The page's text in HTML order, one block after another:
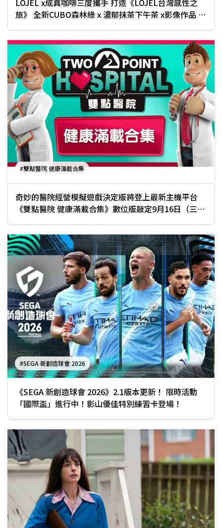
旅》 全新CUBO森林綠 x 濃郁抹茶下午茶 x影像作品 ⾛
#雙點醫院 健康滿載合集
奇妙的醫院經營模擬遊戲決定版將登上最新主機平台
《雙點醫院 健康滿載合集》數位版敲定9月16日（三）
#SEGA 新創造球會 2026
《SEGA 新創造球會 2026》2.1版本更新！ 限時活動
「國際盃」進行中！影山優佳特別練習卡登場！